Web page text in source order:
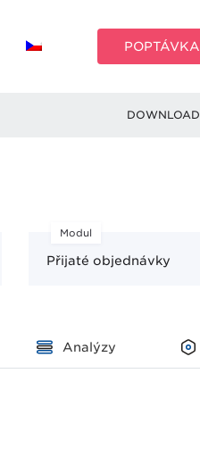
POPTÁVKA
DOWNLOAD
Přijaté objednávky
Modul
Analýzy